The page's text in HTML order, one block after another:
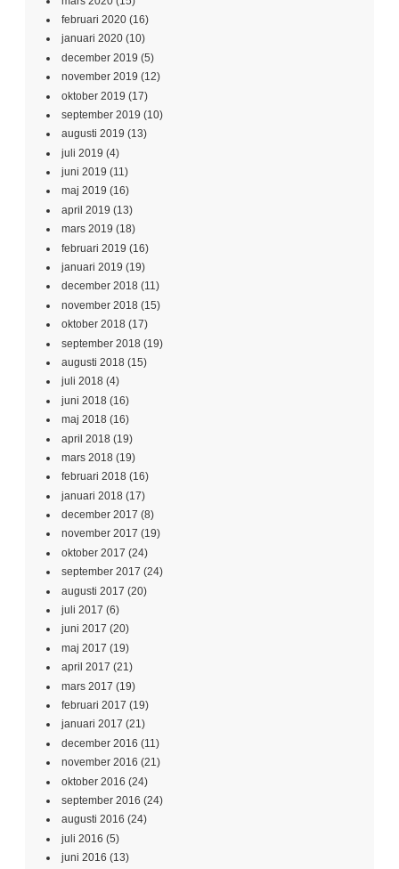
februari 2020 (16)
januari 2020 (10)
december 2019 (5)
november 2019 (12)
oktober 2019 (17)
september 2019 (10)
augusti 2019 (13)
juli 2019 (4)
juni 2019 (11)
maj 2019 (16)
april 2019 (13)
mars 2019 (18)
februari 2019 (16)
januari 2019 (19)
december 2018 (11)
november 2018 (15)
oktober 2018 (17)
september 2018 (19)
augusti 2018 (15)
juli 2018 (4)
juni 2018 (16)
maj 2018 (16)
april 2018 (19)
mars 2018 (19)
februari 2018 (16)
januari 2018 (17)
december 2017 (8)
november 2017 (19)
oktober 2017 (24)
september 2017 (24)
augusti 2017 (20)
juli 2017 (6)
juni 2017 (20)
maj 2017 (19)
april 2017 (21)
mars 2017 (19)
februari 2017 (19)
januari 2017 (21)
december 2016 (11)
november 2016 (21)
oktober 2016 (24)
september 2016 (24)
augusti 2016 (24)
juli 2016 (5)
juni 2016 (13)